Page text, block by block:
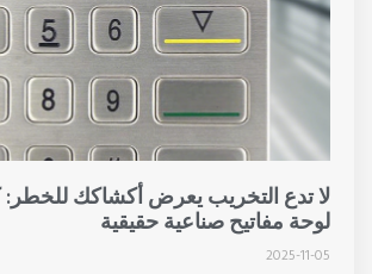
لا تدع التخريب يعرض أكشاكك للخطر:
لوحة مفاتيح صناعية حقيقية
2025-11-05